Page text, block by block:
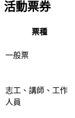
活動票券
票種
一般票
志工、講師、工作
人員